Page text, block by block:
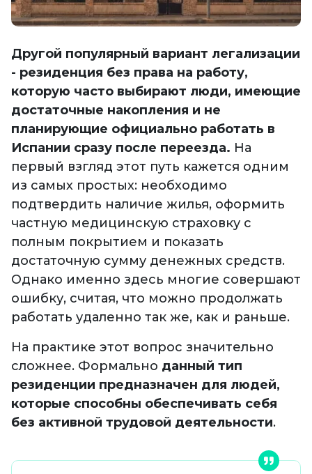
Другой популярный вариант легализации
- резиденция без права на работу,
которую часто выбирают люди, имеющие
достаточные накопления и не
планирующие официально работать в
Испании сразу после переезда. На
первый взгляд этот путь кажется одним
из самых простых: необходимо
подтвердить наличие жилья, оформить
частную медицинскую страховку с
полным покрытием и показать
достаточную сумму денежных средств.
Однако именно здесь многие совершают
ошибку, считая, что можно продолжать
работать удаленно так же, как и раньше.
На практике этот вопрос значительно
сложнее. Формально данный тип
резиденции предназначен для людей,
которые способны обеспечивать себя
без активной трудовой деятельности.